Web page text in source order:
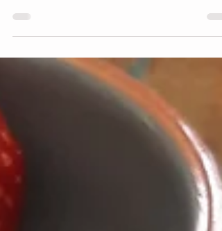
steigern unsere Glücksgefühle.